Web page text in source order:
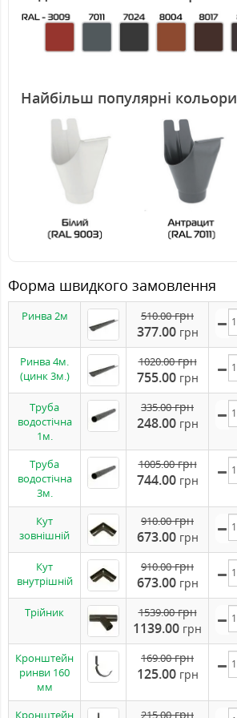
Найбільш популярні кольори
Форма швидкого замовлення
Ринва 2м 510.00грн
377.00грн
Ринва 4м.
(цинк 3м.)
1020.00грн
755.00грн
Труба
водостічна
1м.
335.00грн
248.00грн
Труба
водостічна
3м.
1005.00грн
744.00грн
Кут
зовнішній
910.00грн
673.00грн
Кут
внутрішній
910.00грн
673.00грн
Трійник 1539.00грн
1139.00 грн
Кронштейн
ринви 160
мм
169.00грн
125.00грн
Кронштейн
215.00грн